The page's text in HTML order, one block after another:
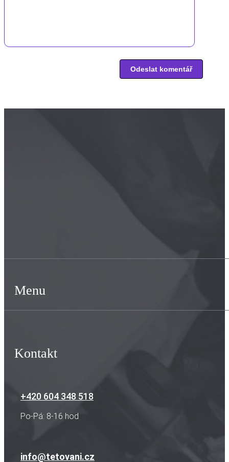
Menu
Kontakt
+420 604 348 518
Po-Pá: 8-16 hod
info@tetovani.cz